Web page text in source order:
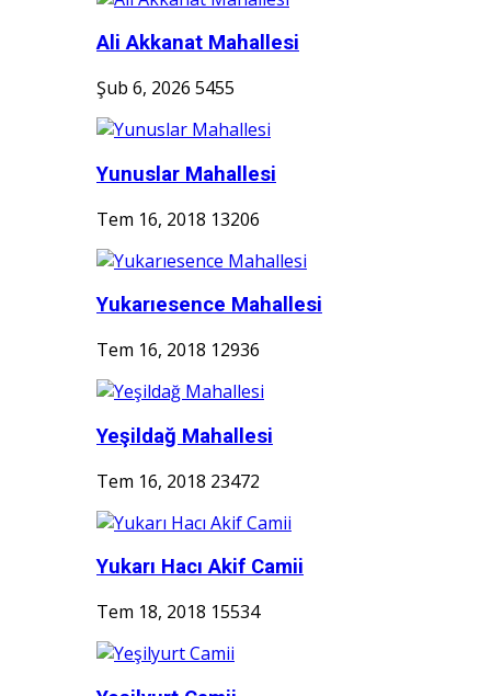
Ali Akkanat Mahallesi
Şub 6, 2026 5455
Yunuslar Mahallesi
Tem 16, 2018 13206
Yukarıesence Mahallesi
Tem 16, 2018 12936
Yeşildağ Mahallesi
Tem 16, 2018 23472
Yukarı Hacı Akif Camii
Tem 18, 2018 15534